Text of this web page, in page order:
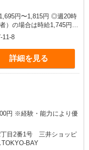
円〜1,815円 ◎週20時
）の場合は時給1,745円〜
入者）の場合は時給1,445
11-8
詳細を見る
円 ※経験・能力により優
目2番1号 三井ショッピ
BAY